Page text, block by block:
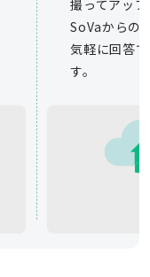
撮ってアッ
SoVaからの
気軽に回答
す。